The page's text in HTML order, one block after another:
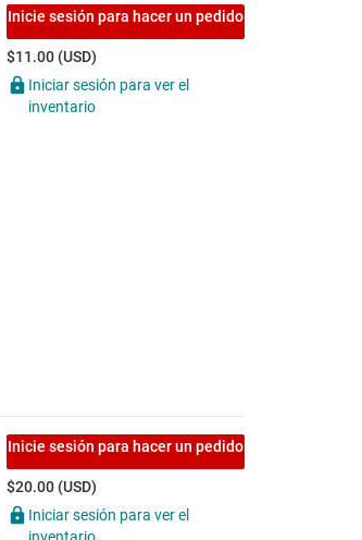
Inicie sesión para hacer un pedido
$11.00 (USD)
Iniciar sesión para ver el
inventario
Inicie sesión para hacer un pedido
$20.00 (USD)
Iniciar sesión para ver el